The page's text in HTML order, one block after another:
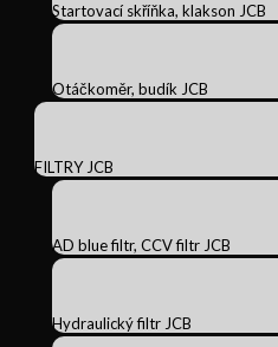
Startovací skříňka, klakson JCB
Otáčkoměr, budík JCB
FILTRY JCB
AD blue filtr, CCV filtr JCB
Hydraulický filtr JCB